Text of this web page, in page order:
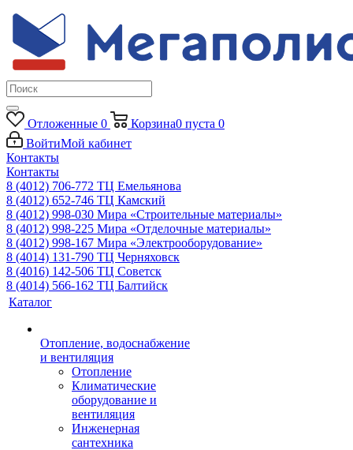
Отложенные 0 Корзина0 пуста 0
ВойтиМой кабинет
Контакты
Контакты
8 (4012) 706-772 ТЦ Емельянова
8 (4012) 652-746 ТЦ Камский
8 (4012) 998-030 Мира «Строительные материалы»
8 (4012) 998-225 Мира «Отделочные материалы»
8 (4012) 998-167 Мира «Электрооборудование»
8 (4014) 131-790 ТЦ Черняховск
8 (4016) 142-506 ТЦ Советск
8 (4014) 566-162 ТЦ Балтийск
Каталог
Отопление, водоснабжение
и вентиляция
Отопление
Климатические
оборудование и
вентиляция
Инженерная
сантехника